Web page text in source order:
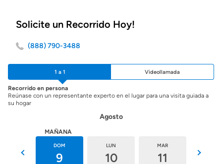
Solicite un Recorrido Hoy!
(888) 790-3488
1 a 1 Videollamada
Recorrido en persona
Reúnase con un representante experto en el lugar para una visita guiada a
su hogar
Agosto
MAÑANA
DOM
9
LUN
10
MAR
11